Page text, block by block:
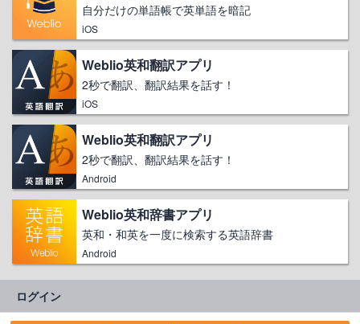
自分だけの単語帳で英単語を暗記
iOS
Weblio英和翻訳アプリ
2秒で翻訳、翻訳結果を話す！
iOS
Weblio英和翻訳アプリ
2秒で翻訳、翻訳結果を話す！
Android
Weblio英和辞書アプリ
英和・和英を一度に検索する英語辞書
Android
ログイン